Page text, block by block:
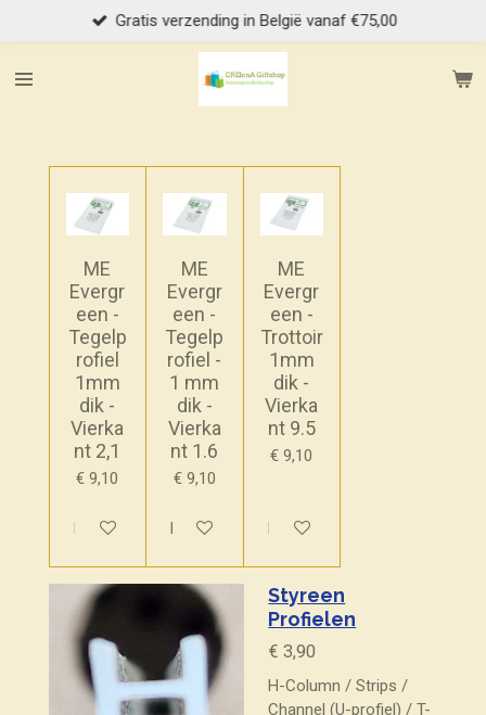
direct
naar
Gratis verzending in België vanaf €75,00
ME
Evergr
een -
Tegelp
rofiel
1mm
dik -
Vierka
nt 2,1
€ 9,10
In winkelwagen
ME
Evergr
een -
Tegelp
rofiel -
1 mm
dik -
Vierka
nt 1.6
€ 9,10
In winkelwagen
ME
Evergr
een -
Trottoir
1mm
dik -
Vierka
nt 9.5
€ 9,10
In winkelwagen
Styreen
Profielen
€ 3,90
H-Column / Strips /
Channel (U-profiel) / T-